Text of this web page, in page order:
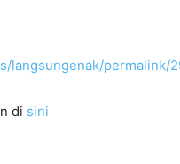
langsungenak/permalink/
di sini